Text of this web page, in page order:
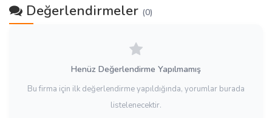
Değerlendirmeler (0)
Henüz Değerlendirme Yapılmamış
Bu firma için ilk değerlendirme yapıldığında, yorumlar burada
listelenecektir.